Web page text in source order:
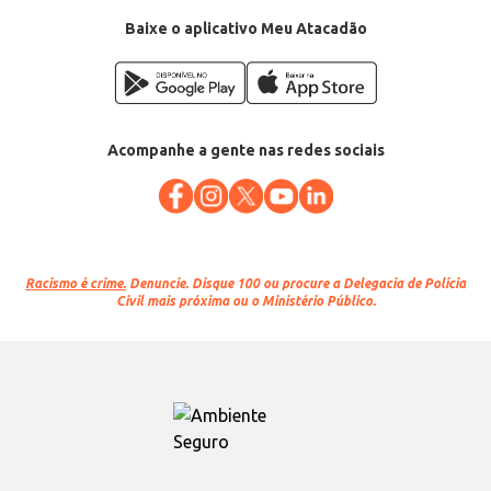
Baixe o aplicativo Meu Atacadão
Acompanhe a gente nas redes sociais
Racismo é crime. Denuncie. Disque 100 ou procure a Delegacia de Polícia
Civil mais próxima ou o Ministério Público.